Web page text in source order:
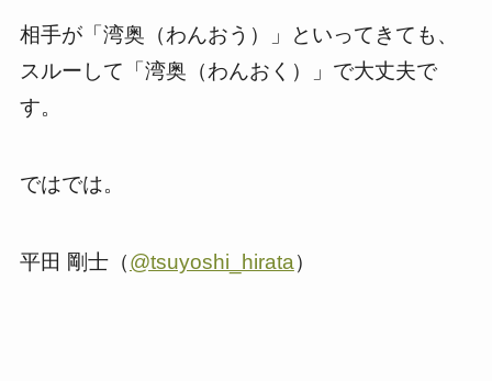
相手が「湾奥（わんおう）」といってきても、
スルーして「湾奥（わんおく）」で大丈夫で
す。
ではでは。
平田 剛士（@tsuyoshi_hirata）